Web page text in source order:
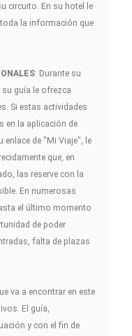
circuito. En su hotel le
la información que
: Durante su
su guía le ofrezca
Si estas actividades
en la aplicación de
enlace de "Mi Viaje", le
que, en
las reserve con la
En numerosas
el último momento
de poder
falta de plazas
va a encontrar en este
El guía,
y con el fin de